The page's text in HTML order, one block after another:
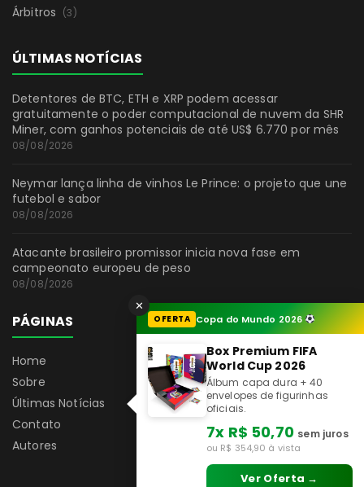
✕
OFERTA Copa do Mundo 2026
Box Premium FIFA
World Cup 2026
Álbum capa dura + 40
envelopes de figurinhas
oficiais.
7x R$ 50,70 sem juros
ou R$ 354,90 à vista
Ver Oferta →
Árbitros (3)
ÚLTIMAS NOTÍCIAS
Detentores de BTC, ETH e XRP podem acessar
gratuitamente o poder computacional de nuvem da SHR
Miner, com ganhos potenciais de até US$ 6.770 por mês
08/08/2026
Neymar lança linha de vinhos Le Prince: o projeto que une
futebol e sabor
08/08/2026
Atacante brasileiro promissor inicia nova fase em
campeonato europeu de peso
08/08/2026
PÁGINAS
Home
Sobre
Últimas Notícias
Contato
Autores